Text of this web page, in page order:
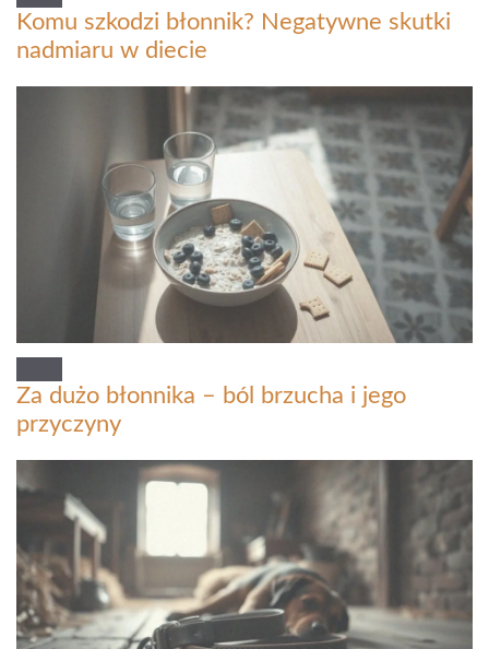
Komu szkodzi błonnik? Negatywne skutki
nadmiaru w diecie
Za dużo błonnika – ból brzucha i jego
przyczyny